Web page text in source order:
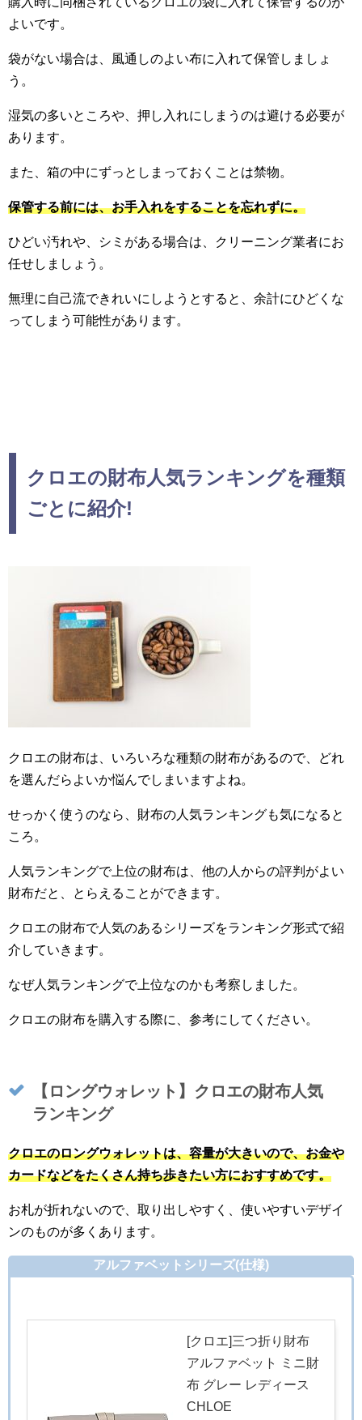
よいです。
袋がない場合は、風通しのよい布に入れて保管しましょ
う。
湿気の多いところや、押し入れにしまうのは避ける必要が
あります。
また、箱の中にずっとしまっておくことは禁物。
保管する前には、お手入れをすることを忘れずに。
ひどい汚れや、シミがある場合は、クリーニング業者にお
任せしましょう。
無理に自己流できれいにしようとすると、余計にひどくな
ってしまう可能性があります。
クロエの財布人気ランキングを種類
ごとに紹介!
クロエの財布は、いろいろな種類の財布があるので、どれ
を選んだらよいか悩んでしまいますよね。
せっかく使うのなら、財布の人気ランキングも気になると
ころ。
人気ランキングで上位の財布は、他の人からの評判がよい
財布だと、とらえることができます。
クロエの財布で人気のあるシリーズをランキング形式で紹
介していきます。
なぜ人気ランキングで上位なのかも考察しました。
クロエの財布を購入する際に、参考にしてください。
【ロングウォレット】 クロエの財布人気
ランキング
クロエのロングウォレットは、容量が大きいので、お金や
カードなどをたくさん持ち歩きたい方におすすめです。
お札が折れないので、取り出しやすく、使いやすいデザイ
ンのものが多くあります。
アルファベットシリーズ(仕様)
[クロエ]三つ折り財布
アルファベット ミニ財
布 グレー レディース
CHLOE